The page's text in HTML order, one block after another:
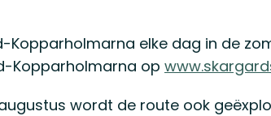
Kopparholmarna elke dag in de
Kopparholmarna op
wordt de route ook